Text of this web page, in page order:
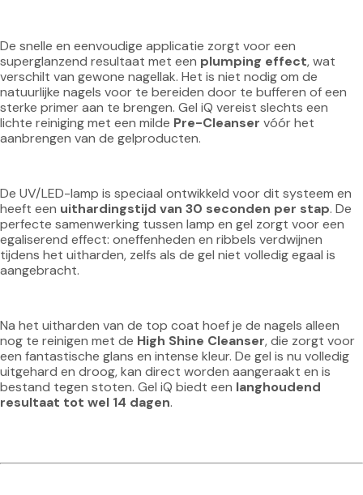
De snelle en eenvoudige applicatie zorgt voor een
superglanzend resultaat met een plumping effect, wat
verschilt van gewone nagellak. Het is niet nodig om de
natuurlijke nagels voor te bereiden door te bufferen of een
sterke primer aan te brengen. Gel iQ vereist slechts een
lichte reiniging met een milde Pre-Cleanser vóór het
aanbrengen van de gelproducten.
De UV/LED-lamp is speciaal ontwikkeld voor dit systeem en
heeft een uithardingstijd van 30 seconden per stap. De
perfecte samenwerking tussen lamp en gel zorgt voor een
egaliserend effect: oneffenheden en ribbels verdwijnen
tijdens het uitharden, zelfs als de gel niet volledig egaal is
aangebracht.
Na het uitharden van de top coat hoef je de nagels alleen
nog te reinigen met de High Shine Cleanser, die zorgt voor
een fantastische glans en intense kleur. De gel is nu volledig
uitgehard en droog, kan direct worden aangeraakt en is
bestand tegen stoten. Gel iQ biedt een langhoudend
resultaat tot wel 14 dagen.